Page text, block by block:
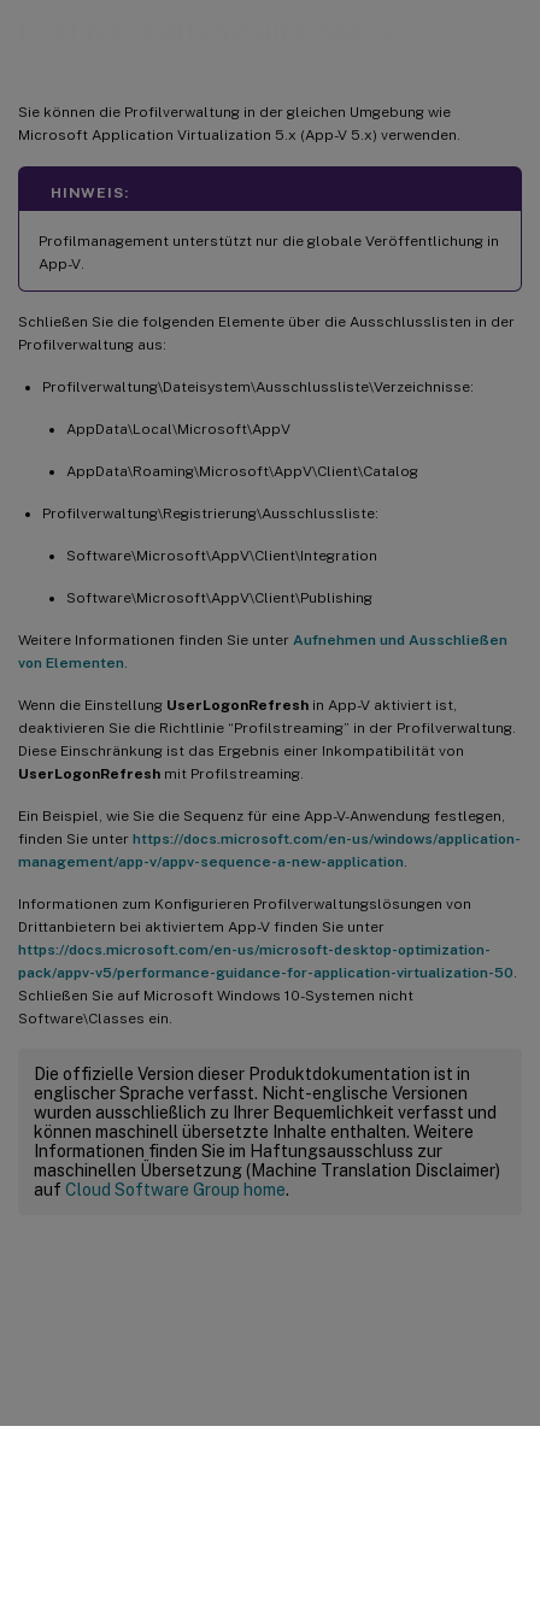
Sie können die Profilverwaltung in der gleichen Umgebung wie
Microsoft Application Virtualization 5.x (App-V 5.x) verwenden.
HINWEIS:
Profilmanagement unterstützt nur die globale Veröffentlichung in
App-V.
Schließen Sie die folgenden Elemente über die Ausschlusslisten in der
Profilverwaltung aus:
Profilverwaltung\Dateisystem\Ausschlussliste\Verzeichnisse:
AppData\Local\Microsoft\AppV
AppData\Roaming\Microsoft\AppV\Client\Catalog
Profilverwaltung\Registrierung\Ausschlussliste:
Software\Microsoft\AppV\Client\Integration
Software\Microsoft\AppV\Client\Publishing
Weitere Informationen finden Sie unter Aufnehmen und Ausschließen
von Elementen
Wenn die Einstellung UserLogonRefresh in App-V aktiviert ist,
deaktivieren Sie die Richtlinie “Profilstreaming” in der Profilverwaltung.
Diese Einschränkung ist das Ergebnis einer Inkompatibilität von
UserLogonRefresh mit Profilstreaming.
Ein Beispiel, wie Sie die Sequenz für eine App-V-Anwendung festlegen,
finden Sie unter https://docs.microsoft.com/en-us/windows/application-
management/app-v/appv-sequence-a-new-application
Informationen zum Konfigurieren Profilverwaltungslösungen von
Drittanbietern bei aktiviertem App-V finden Sie unter
https://docs.microsoft.com/en-us/microsoft-desktop-optimization-
pack/appv-v5/performance-guidance-for-application-virtualization-50
Schließen Sie auf Microsoft Windows 10-Systemen nicht
Software\Classes ein.
Die offizielle Version dieser Produktdokumentation ist in
englischer Sprache verfasst. Nicht-englische Versionen
wurden ausschließlich zu Ihrer Bequemlichkeit verfasst und
können maschinell übersetzte Inhalte enthalten. Weitere
Informationen finden Sie im Haftungsausschluss zur
maschinellen Übersetzung (Machine Translation Disclaimer)
auf Cloud Software Group home.